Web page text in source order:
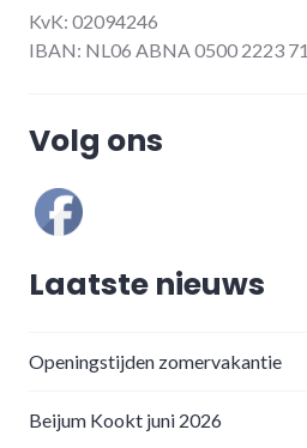
KvK: 02094246
IBAN: NL06 ABNA 0500 2223 71
Volg ons
Laatste nieuws
Openingstijden zomervakantie
Beijum Kookt juni 2026